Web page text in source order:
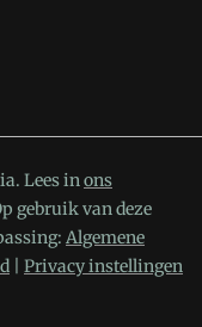
Lees inons
gebruik van deze
Algemene
Privacy instellingen